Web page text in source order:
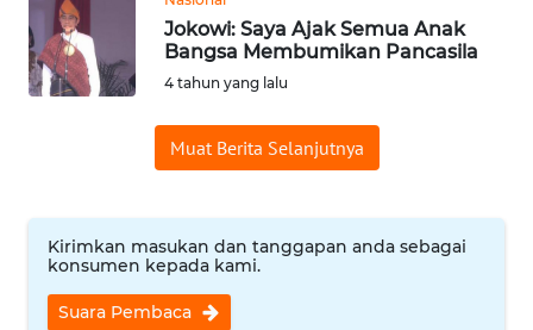
Jokowi: Saya Ajak Semua Anak
Bangsa Membumikan Pancasila
4 tahun yang lalu
Muat Berita Selanjutnya
Kirimkan masukan dan tanggapan anda sebagai
konsumen kepada kami.
Suara Pembaca
WN
PAPUA
BARAT
SERAMBI
WN